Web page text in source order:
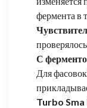
фермента в
проверялось
С
Для
Turbo Sma